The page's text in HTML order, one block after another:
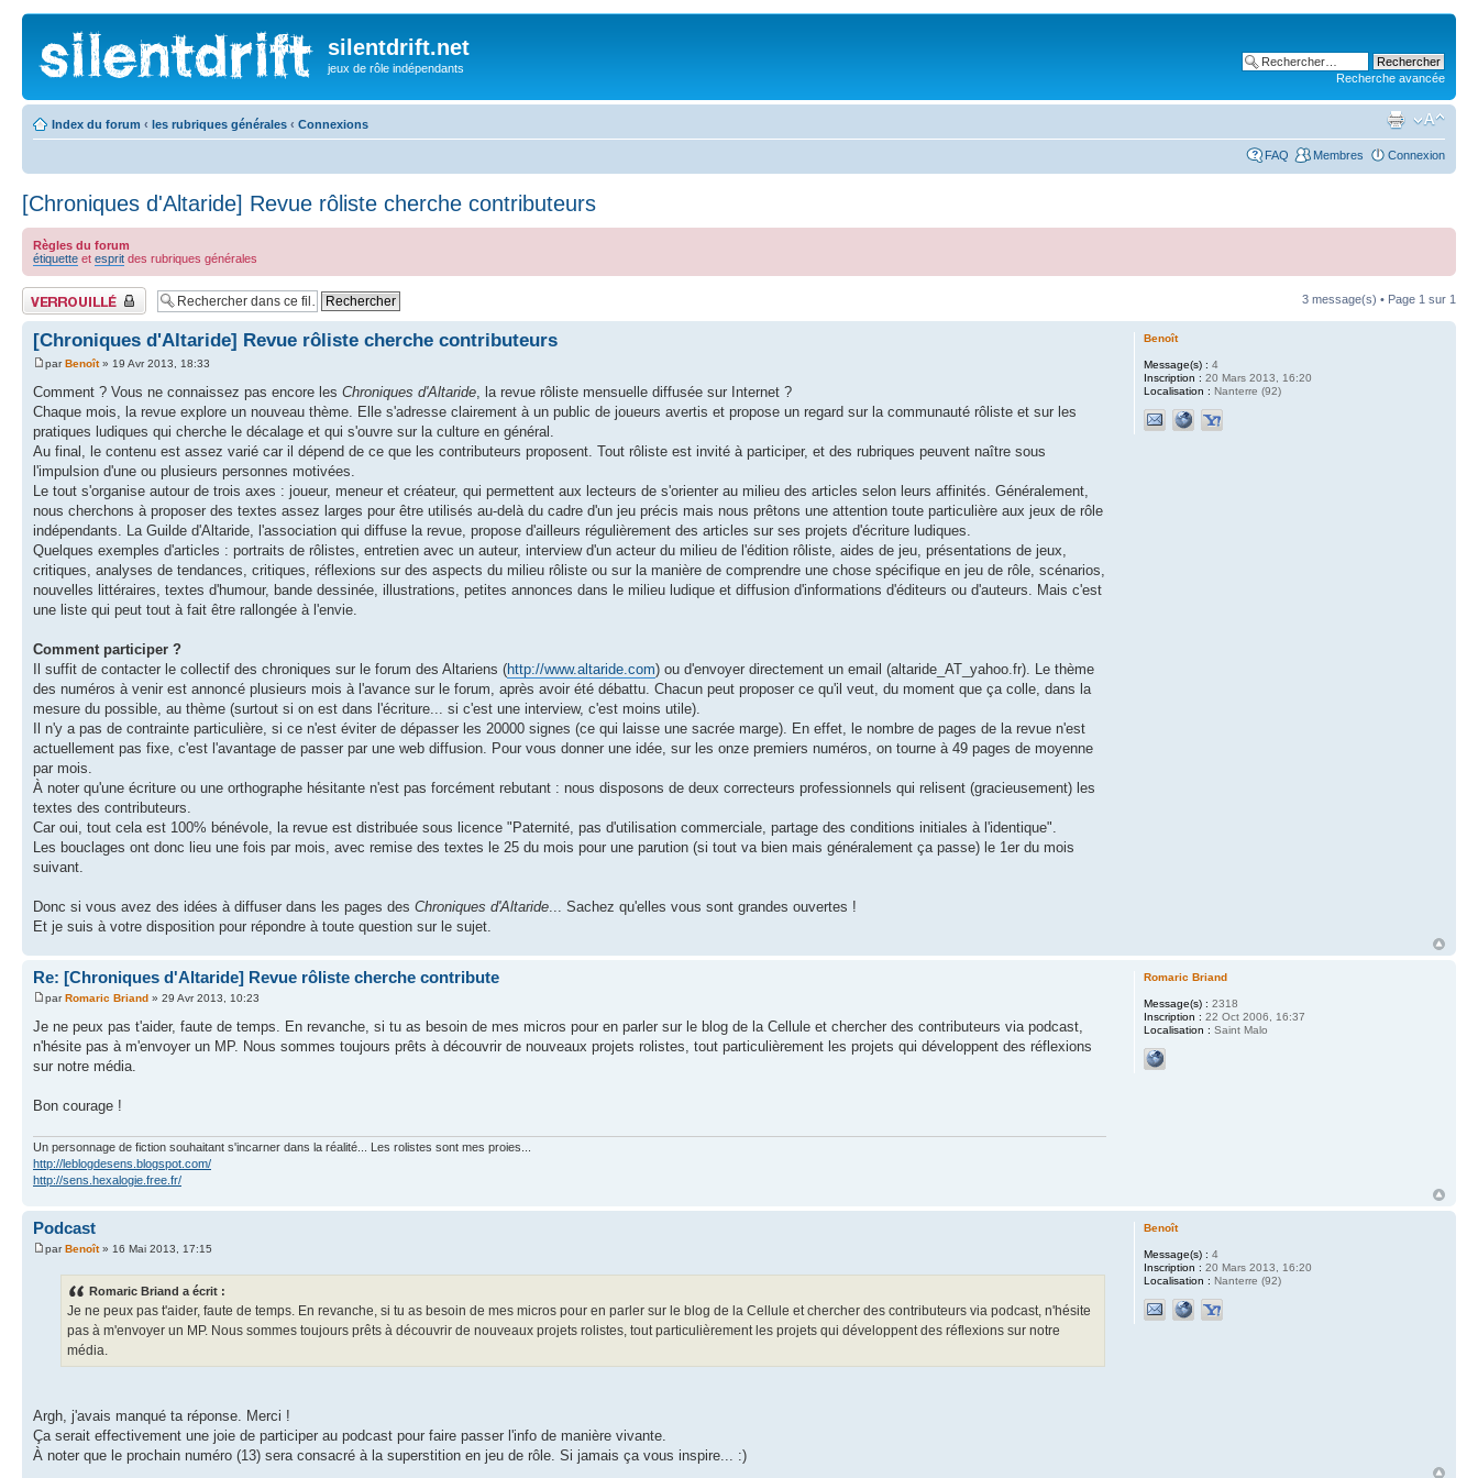
silentdrift.net
jeux de rôle indépendants
Recherche avancée
Index du forum ‹ les rubriques générales ‹ Connexions
FAQ Membres Connexion
[Chroniques d'Altaride] Revue rôliste cherche contributeurs
Règles du forum
étiquette et esprit des rubriques générales
Fil verrouillé 3 message(s) • Page 1 sur 1
[Chroniques d'Altaride] Revue rôliste cherche contributeurs
parBenoît» 19 Avr 2013, 18:33
Comment ? Vous ne connaissez pas encore les Chroniques d'Altaride , la revue rôliste mensuelle diffusée sur Internet ?
Chaque mois, la revue explore un nouveau thème. Elle s'adresse clairement à un public de joueurs avertis et propose un regard sur la communauté rôliste et sur les
pratiques ludiques qui cherche le décalage et qui s'ouvre sur la culture en général.
Au final, le contenu est assez varié car il dépend de ce que les contributeurs proposent. Tout rôliste est invité à participer, et des rubriques peuvent naître sous
l'impulsion d'une ou plusieurs personnes motivées.
Le tout s'organise autour de trois axes : joueur, meneur et créateur, qui permettent aux lecteurs de s'orienter au milieu des articles selon leurs affinités. Généralement,
nous cherchons à proposer des textes assez larges pour être utilisés au-delà du cadre d'un jeu précis mais nous prêtons une attention toute particulière aux jeux de rôle
indépendants. La Guilde d'Altaride, l'association qui diffuse la revue, propose d'ailleurs régulièrement des articles sur ses projets d'écriture ludiques.
Quelques exemples d'articles : portraits de rôlistes, entretien avec un auteur, interview d'un acteur du milieu de l'édition rôliste, aides de jeu, présentations de jeux,
critiques, analyses de tendances, critiques, réflexions sur des aspects du milieu rôliste ou sur la manière de comprendre une chose spécifique en jeu de rôle, scénarios,
nouvelles littéraires, textes d'humour, bande dessinée, illustrations, petites annonces dans le milieu ludique et diffusion d'informations d'éditeurs ou d'auteurs. Mais c'est
une liste qui peut tout à fait être rallongée à l'envie.
Comment participer ?
Il suffit de contacter le collectif des chroniques sur le forum des Altariens (http://www.altaride.com) ou d'envoyer directement un email (altaride_AT_yahoo.fr). Le thème
des numéros à venir est annoncé plusieurs mois à l'avance sur le forum, après avoir été débattu. Chacun peut proposer ce qu'il veut, du moment que ça colle, dans la
mesure du possible, au thème (surtout si on est dans l'écriture... si c'est une interview, c'est moins utile).
Il n'y a pas de contrainte particulière, si ce n'est éviter de dépasser les 20000 signes (ce qui laisse une sacrée marge). En effet, le nombre de pages de la revue n'est
actuellement pas fixe, c'est l'avantage de passer par une web diffusion. Pour vous donner une idée, sur les onze premiers numéros, on tourne à 49 pages de moyenne
par mois.
À noter qu'une écriture ou une orthographe hésitante n'est pas forcément rebutant : nous disposons de deux correcteurs professionnels qui relisent (gracieusement) les
textes des contributeurs.
Car oui, tout cela est 100% bénévole, la revue est distribuée sous licence "Paternité, pas d'utilisation commerciale, partage des conditions initiales à l'identique".
Les bouclages ont donc lieu une fois par mois, avec remise des textes le 25 du mois pour une parution (si tout va bien mais généralement ça passe) le 1er du mois
suivant.
Donc si vous avez des idées à diffuser dans les pages des Chroniques d'Altaride ... Sachez qu'elles vous sont grandes ouvertes !
Et je suis à votre disposition pour répondre à toute question sur le sujet.
Benoît
Message(s) : 4
Inscription : 20 Mars 2013, 16:20
Localisation : Nanterre (92)
Re: [Chroniques d'Altaride] Revue rôliste cherche contribute
parRomaric Briand » 29 Avr 2013, 10:23
Je ne peux pas t'aider, faute de temps. En revanche, si tu as besoin de mes micros pour en parler sur le blog de la Cellule et chercher des contributeurs via podcast,
n'hésite pas à m'envoyer un MP. Nous sommes toujours prêts à découvrir de nouveaux projets rolistes, tout particulièrement les projets qui développent des réflexions
sur notre média.
Bon courage !
Un personnage de fiction souhaitant s'incarner dans la réalité... Les rolistes sont mes proies...
http://leblogdesens.blogspot.com/
http://sens.hexalogie.free.fr/
Romaric Briand
Message(s) : 2318
Inscription : 22 Oct 2006, 16:37
Localisation : Saint Malo
Podcast
parBenoît» 16 Mai 2013, 17:15
Romaric Briand a écrit :
Je ne peux pas t'aider, faute de temps. En revanche, si tu as besoin de mes micros pour en parler sur le blog de la Cellule et chercher des contributeurs via podcast, n'hésite
pas à m'envoyer un MP. Nous sommes toujours prêts à découvrir de nouveaux projets rolistes, tout particulièrement les projets qui développent des réflexions sur notre
média.
Argh, j'avais manqué ta réponse. Merci !
Ça serait effectivement une joie de participer au podcast pour faire passer l'info de manière vivante.
À noter que le prochain numéro (13) sera consacré à la superstition en jeu de rôle. Si jamais ça vous inspire... :)
Benoît
Message(s) : 4
Inscription : 20 Mars 2013, 16:20
Localisation : Nanterre (92)